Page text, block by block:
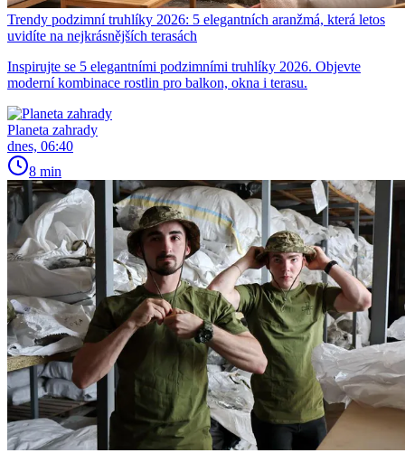
Trendy podzimní truhlíky 2026: 5 elegantních aranžmá, která letos
uvidíte na nejkrásnějších terasách
Inspirujte se 5 elegantními podzimními truhlíky 2026. Objevte
moderní kombinace rostlin pro balkon, okna i terasu.
Planeta zahrady
dnes, 06:40
8 min